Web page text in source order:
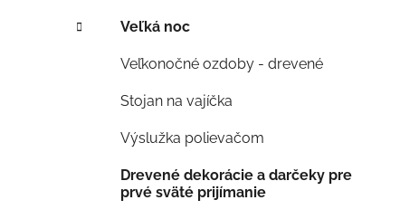
Veľká noc
Veľkonočné ozdoby - drevené
Stojan na vajíčka
Výslužka polievačom
Drevené dekorácie a darčeky pre
prvé sväté prijímanie